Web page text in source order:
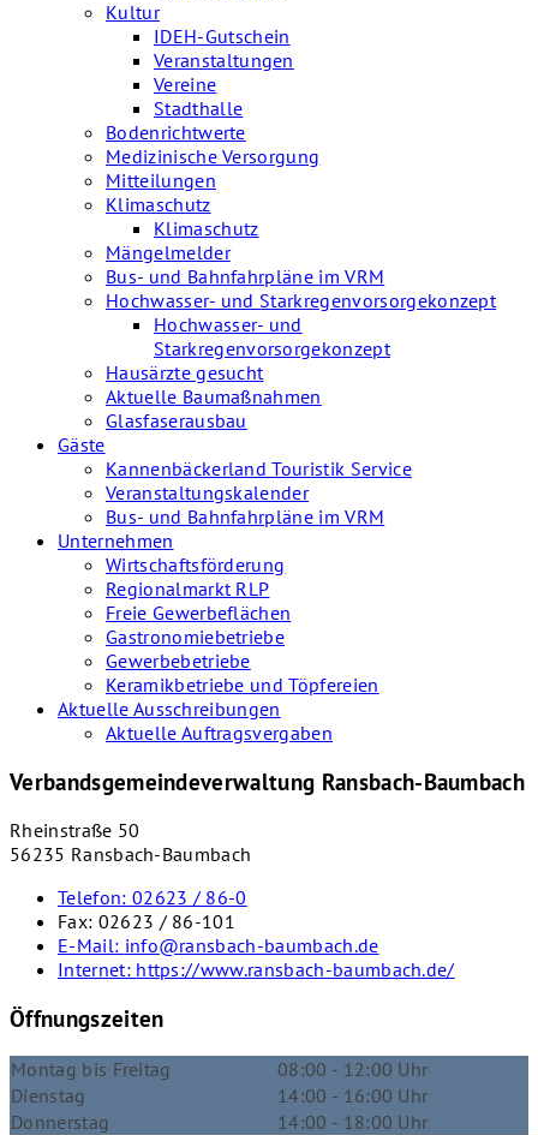
Kultur
IDEH-Gutschein
Veranstaltungen
Vereine
Stadthalle
Bodenrichtwerte
Medizinische Versorgung
Mitteilungen
Klimaschutz
Klimaschutz
Mängelmelder
Bus- und Bahnfahrpläne im VRM
Hochwasser- und Starkregenvorsorgekonzept
Hochwasser- und
Starkregenvorsorgekonzept
Hausärzte gesucht
Aktuelle Baumaßnahmen
Glasfaserausbau
Gäste
Kannenbäckerland Touristik Service
Veranstaltungskalender
Bus- und Bahnfahrpläne im VRM
Unternehmen
Wirtschaftsförderung
Regionalmarkt RLP
Freie Gewerbeflächen
Gastronomiebetriebe
Gewerbebetriebe
Keramikbetriebe und Töpfereien
Aktuelle Ausschreibungen
Aktuelle Auftragsvergaben
Verbandsgemeindeverwaltung Ransbach-Baumbach
Rheinstraße 50
56235 Ransbach-Baumbach
Telefon: 02623 / 86-0
Fax: 02623 / 86-101
E-Mail: info@ransbach-baumbach.de
Internet: https://www.ransbach-baumbach.de/
Öffnungszeiten
Montag bis Freitag
08:00 - 12:00 Uhr
Dienstag
14:00 - 16:00 Uhr
Donnerstag
14:00 - 18:00 Uhr